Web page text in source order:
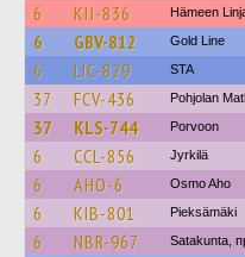
6 KIJ-836 Hämeen
6 GBV-812 Gold Line
6 LIC-829 STA
37 FCV-436 Pohjolan
37 KLS-744 Porvoon
6 CCL-856 Jyrkilä
6 AHO-6 Osmo Aho
6 KIB-801 Pieksämäki
6 NBR-967 Satakunta,